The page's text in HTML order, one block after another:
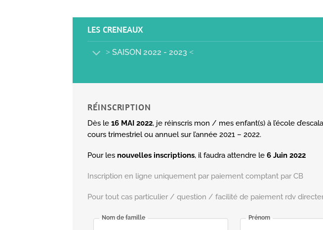
LES CRENEAUX
˃ SAISON 2022 - 2023 ˂
RÉINSCRIPTION
Dès le 16 MAI 2022, je réinscris mon / mes enfant(s) à l’école
cours trimestriel ou annuel sur l’année 2021 – 2022.
Pour les nouvelles inscriptions, il faudra attendre le 6 Juin 2022
Inscription en ligne uniquement par paiement comptant par CB
Pour tout cas particulier / question / facilité de paiement rdv